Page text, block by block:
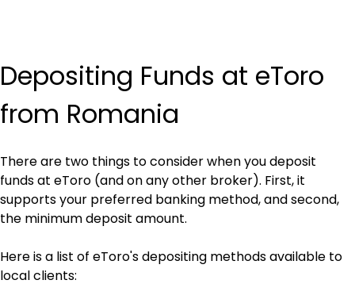
Depositing Funds at eToro
from Romania
There are two things to consider when you deposit
funds at eToro (and on any other broker). First, it
supports your preferred banking method, and second,
the minimum deposit amount.
Here is a list of eToro's depositing methods available to
local clients: